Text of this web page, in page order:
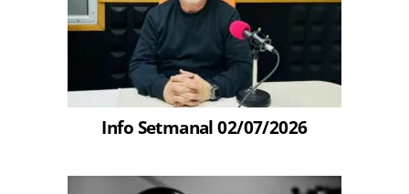
Info Setmanal 02/07/2026